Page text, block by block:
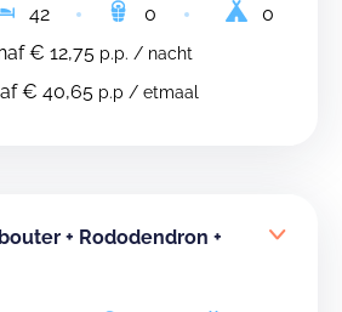
42 0
0
€ 12,75 p.p. / nacht
€ 40,65 p.p / etmaal
+ Rododendron +